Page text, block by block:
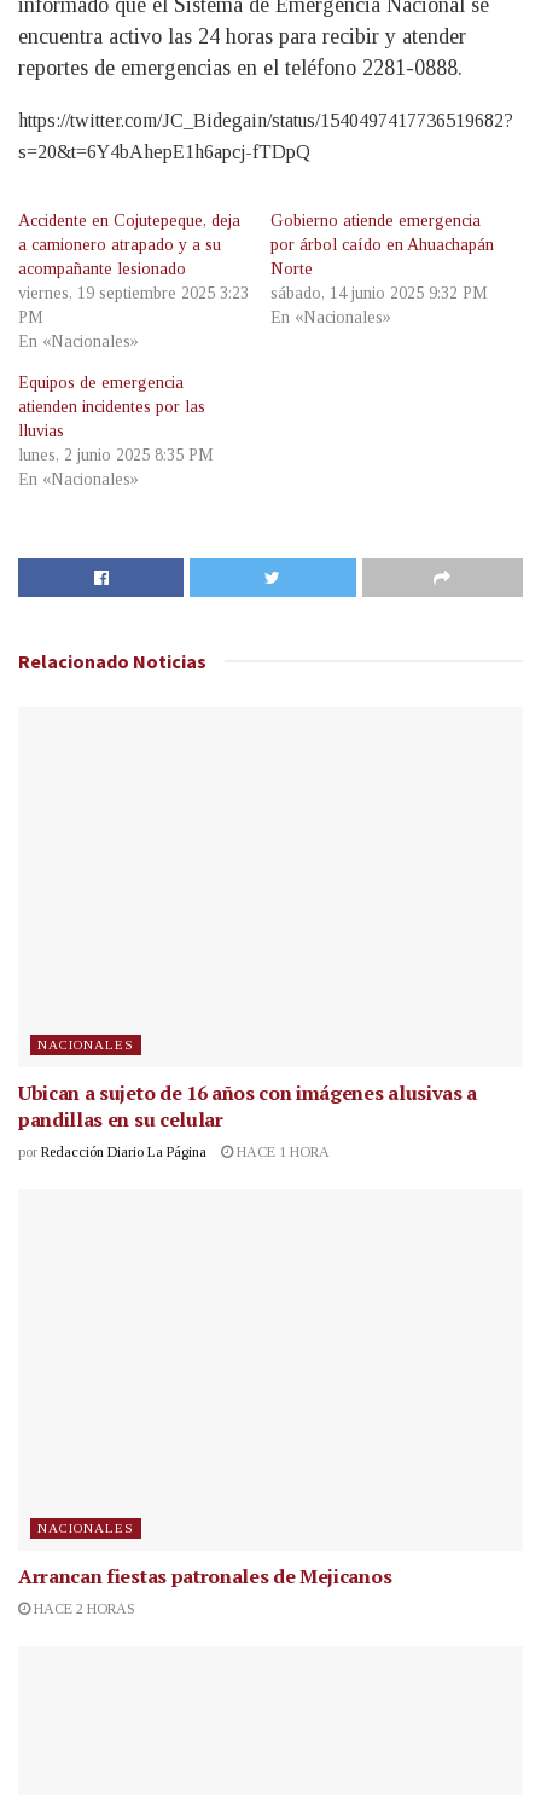
informado que el Sistema de Emergencia Nacional se
encuentra activo las 24 horas para recibir y atender
reportes de emergencias en el teléfono 2281-0888.
https://twitter.com/JC_Bidegain/status/1540497417736519682?
s=20&t=6Y4bAhepE1h6apcj-fTDpQ
Accidente en Cojutepeque, deja
a camionero atrapado y a su
acompañante lesionado
viernes, 19 septiembre 2025 3:23
PM
En «Nacionales»
Gobierno atiende emergencia
por árbol caído en Ahuachapán
Norte
sábado, 14 junio 2025 9:32 PM
En «Nacionales»
Equipos de emergencia
atienden incidentes por las
lluvias
lunes, 2 junio 2025 8:35 PM
En «Nacionales»
Relacionado Noticias
NACIONALES
Ubican a sujeto de 16 años con imágenes alusivas a
pandillas en su celular
por Redacción Diario La Página HACE 1 HORA
NACIONALES
Arrancan fiestas patronales de Mejicanos
HACE 2 HORAS